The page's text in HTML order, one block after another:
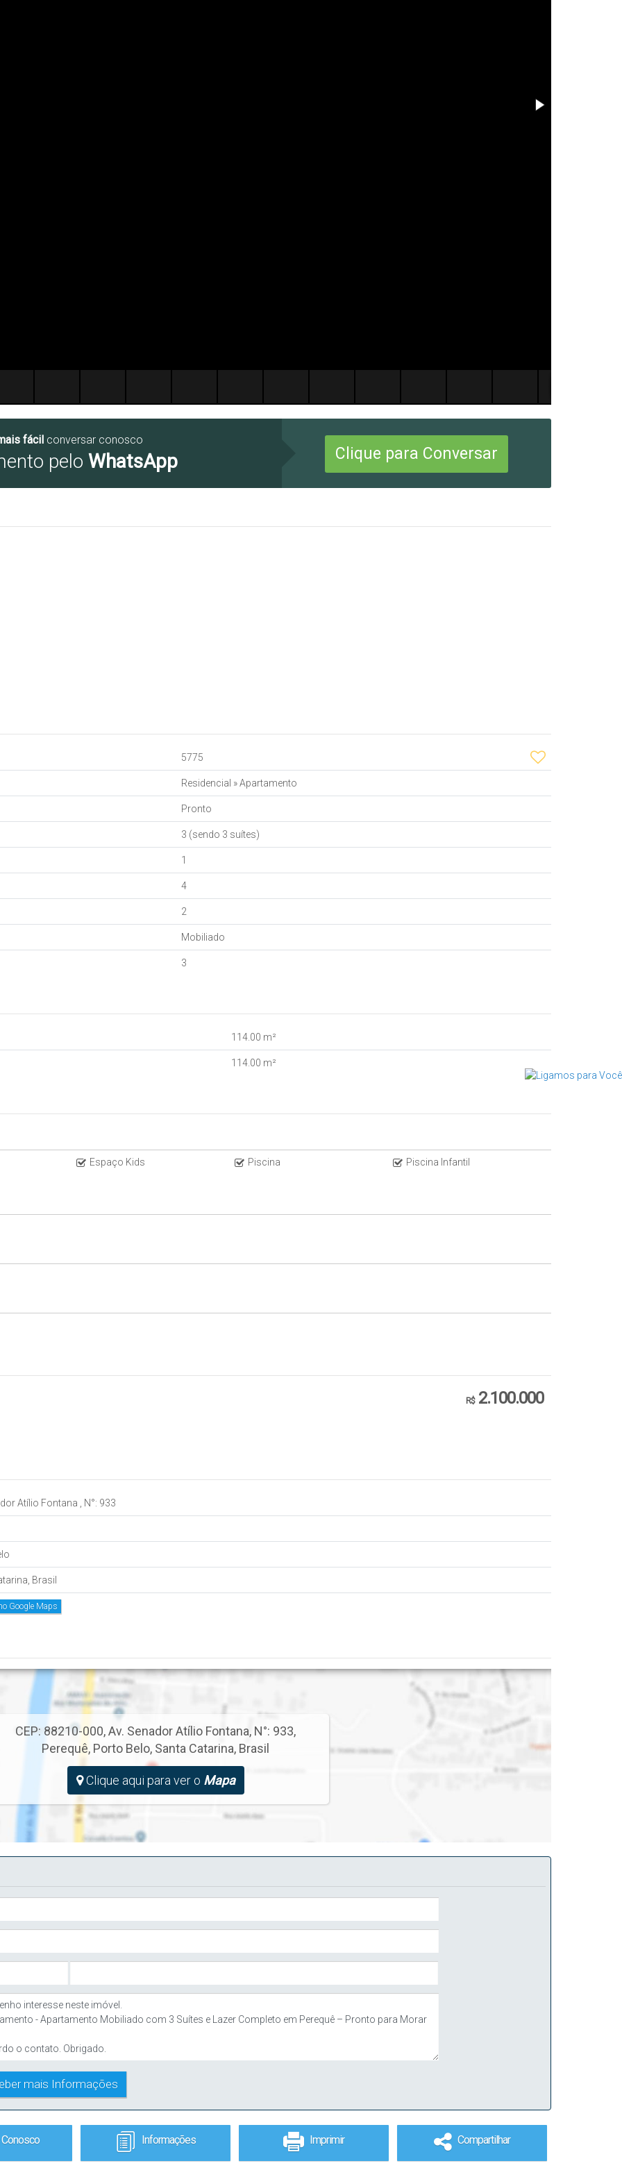
fácil conversar conosco
pelo WhatsApp Clique para Conversar
Michael
e 6x semestrais de R$ 51.000,00
5775
Residencial »Apartamento
Pronto
3 (sendo 3 suítes)
1
4
2
Mobiliado
3
114 .00 m²
114 .00 m²
Espaço Kids Piscina
Piscina Infantil
R$2.100.000
Atílio Fontana N°: 933
Brasil
Google Maps
CEP: 88210-000,Av. Senador Atílio Fontana, N°: 933,
Perequê, Porto Belo, Santa Catarina, Brasil
Clique aqui para ver o Mapa
Conosco Informações Imprimir Compartilhar